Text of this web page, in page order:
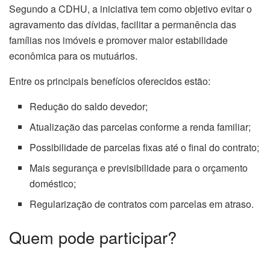
Segundo a CDHU, a iniciativa tem como objetivo evitar o
agravamento das dívidas, facilitar a permanência das
famílias nos imóveis e promover maior estabilidade
econômica para os mutuários.
Entre os principais benefícios oferecidos estão:
Redução do saldo devedor;
Atualização das parcelas conforme a renda familiar;
Possibilidade de parcelas fixas até o final do contrato;
Mais segurança e previsibilidade para o orçamento
doméstico;
Regularização de contratos com parcelas em atraso.
Quem pode participar?